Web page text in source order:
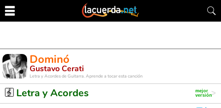
Dominó
Gustavo Cerati
Letra y Acordes de Guitarra. Aprende a tocar esta canción
Letra y Acordes